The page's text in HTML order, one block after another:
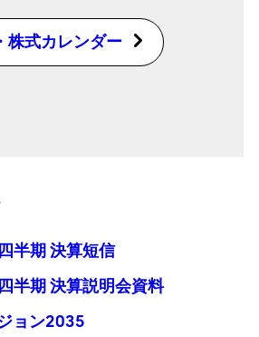
株式カレンダー
半期 決算短信
半期 決算説明会資料
ョン2035